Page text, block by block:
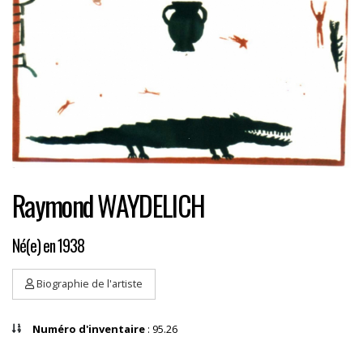
Raymond WAYDELICH
Né(e) en 1938
Biographie de l'artiste
Numéro d'inventaire : 95.26